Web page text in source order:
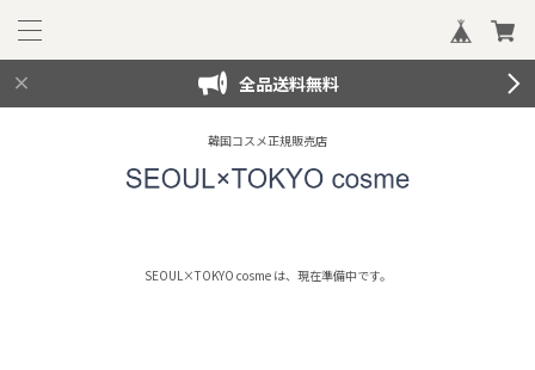
全品送料無料
韓国コスメ正規販売店
SEOUL×TOKYO cosme は、現在準備中です。